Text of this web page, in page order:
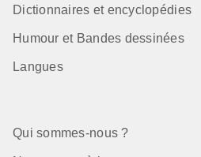
Dictionnaires et encyclopédies
Humour et Bandes dessinées
Langues
Qui sommes-nous ?